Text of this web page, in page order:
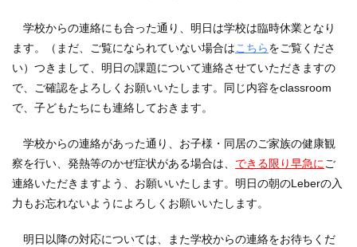
学校からの連絡にも合った通り、明日は学校は臨時休業となり
ます。（まだ、ご覧になられていない場合はこちらをご覧くださ
い）つきまして、明日の課題について連絡させていただきますの
で、ご確認をよろしくお願いいたします。同じ内容をclassroom
で、子どもたちにも連絡しておきます。
学校からの連絡があった通り、お子様・同居のご家族の健康観
察を行い、発熱等のかぜ症状がある場合は、 できる限り早急にご
連絡いただきますよう、お願いいたします。明日の朝のLeberの入
力もお忘れないようによろしくお願いいたします。
明日以降の対応については、また学校からの連絡をお待ちくだ